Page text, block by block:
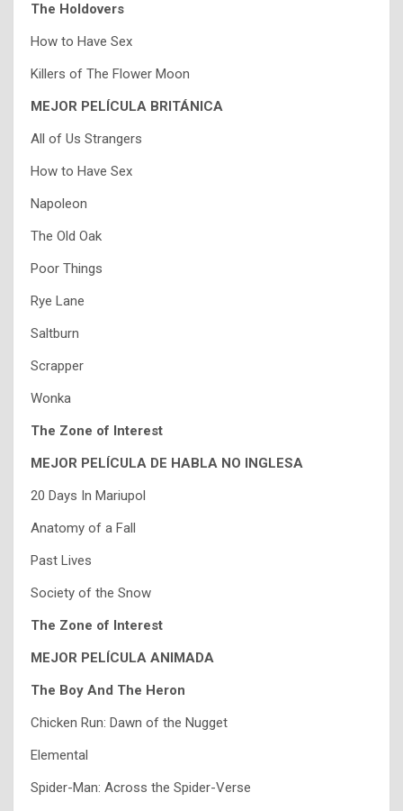
The Holdovers
How to Have Sex
Killers of The Flower Moon
MEJOR PELÍCULA BRITÁNICA
All of Us Strangers
How to Have Sex
Napoleon
The Old Oak
Poor Things
Rye Lane
Saltburn
Scrapper
Wonka
The Zone of Interest
MEJOR PELÍCULA DE HABLA NO INGLESA
20 Days In Mariupol
Anatomy of a Fall
Past Lives
Society of the Snow
The Zone of Interest
MEJOR PELÍCULA ANIMADA
The Boy And The Heron
Chicken Run: Dawn of the Nugget
Elemental
Spider-Man: Across the Spider-Verse